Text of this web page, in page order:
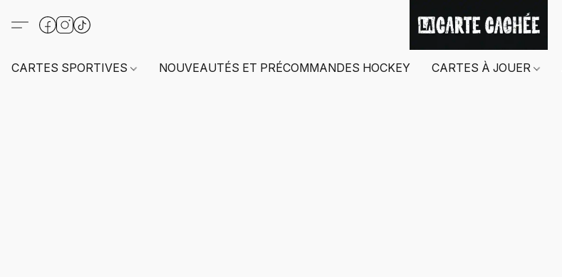
CARTES SPORTIVES NOUVEAUTÉS ET PRÉCOMMANDES HOCKEY CARTES À JOUER